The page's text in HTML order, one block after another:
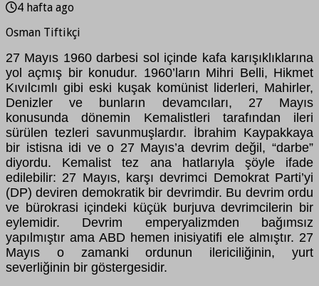
4 hafta ago
Osman Tiftikçi
27 Mayıs 1960 darbesi sol içinde kafa karışıklıklarına
yol açmış bir konudur. 1960’ların Mihri Belli, Hikmet
Kıvılcımlı gibi eski kuşak komünist liderleri, Mahirler,
Denizler ve bunların devamcıları, 27 Mayıs
konusunda dönemin Kemalistleri tarafından ileri
sürülen tezleri savunmuşlardır. İbrahim Kaypakkaya
bir istisna idi ve o 27 Mayıs’a devrim değil, “darbe”
diyordu. Kemalist tez ana hatlarıyla şöyle ifade
edilebilir: 27 Mayıs, karşı devrimci Demokrat Parti’yi
(DP) deviren demokratik bir devrimdir. Bu devrim ordu
ve bürokrasi içindeki küçük burjuva devrimcilerin bir
eylemidir. Devrim emperyalizmden bağımsız
yapılmıştır ama ABD hemen inisiyatifi ele almıştır. 27
Mayıs o zamanki ordunun ilericiliğinin, yurt
severliğinin bir göstergesidir.